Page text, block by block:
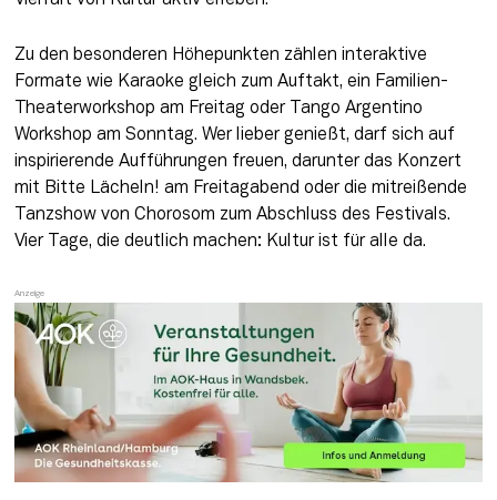
Zu den besonderen Höhepunkten zählen interaktive
Formate wie Karaoke gleich zum Auftakt, ein Familien-
Theaterworkshop am Freitag oder Tango Argentino
Workshop am Sonntag. Wer lieber genießt, darf sich auf
inspirierende Aufführungen freuen, darunter das Konzert
mit Bitte Lächeln! am Freitagabend oder die mitreißende
Tanzshow von Chorosom zum Abschluss des Festivals.
Vier Tage, die deutlich machen: Kultur ist für alle da.